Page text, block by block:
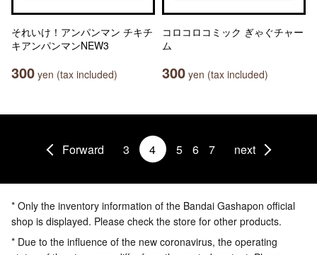
それいけ！アンパンマン チキチ
キアンパンマンNEW3
300 yen (tax included)
コロコロコミック ぎゃぐチャー
ム
300 yen (tax included)
Forward 3 4 5 6 7 next
* Only the inventory information of the Bandai Gashapon official
shop is displayed. Please check the store for other products.
* Due to the influence of the new coronavirus, the operating